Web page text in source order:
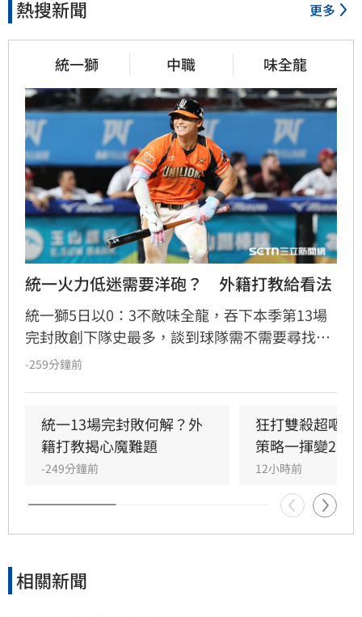
熱搜新聞 更多
統一獅 中職 味全龍
統一火力低迷需要洋砲？　外籍打教給看法
統一獅5日以0：3不敵味全龍，吞下本季第13場
完封敗創下隊史最多，談到球隊需不需要尋找洋
砲加強火力，外籍打擊教練馬修爾直言談補強不
-259分鐘前
統一13場完封敗何解？外
籍打教揭心魔難題
-249分鐘前
狂打雙殺超嘔
策略一揮變2分
12小時前
相關新聞